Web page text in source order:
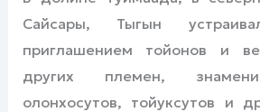
Сайсары, Тыгын
приглашением тойонов и
других племен,
олонхосутов, тойуксутов и